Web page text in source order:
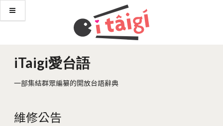
iTaigi愛台語
一部集結群眾編纂的開放台語辭典
維修公告